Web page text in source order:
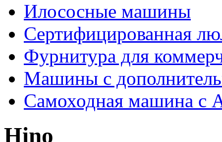
Илососные машины
Сертифицированная
Фурнитура для
Машины с
Самоходная машина с
Hino